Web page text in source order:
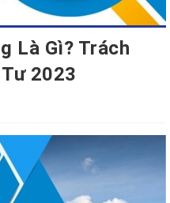
Là Gì? Trách
2023